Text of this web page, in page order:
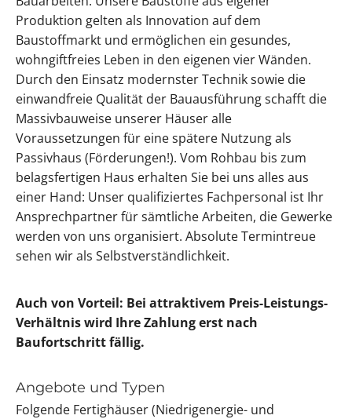
Produktion gelten als Innovation auf dem
Baustoffmarkt und ermöglichen ein gesundes,
wohngiftfreies Leben in den eigenen vier Wänden.
Durch den Einsatz modernster Technik sowie die
einwandfreie Qualität der Bauausführung schafft die
Massivbauweise unserer Häuser alle
Voraussetzungen für eine spätere Nutzung als
Passivhaus (Förderungen!). Vom Rohbau bis zum
belagsfertigen Haus erhalten Sie bei uns alles aus
einer Hand: Unser qualifiziertes Fachpersonal ist Ihr
Ansprechpartner für sämtliche Arbeiten, die Gewerke
werden von uns organisiert. Absolute Termintreue
sehen wir als Selbstverständlichkeit.
Auch von Vorteil: Bei attraktivem Preis-Leistungs-
Verhältnis wird Ihre Zahlung erst nach
Baufortschritt fällig.
Angebote und Typen
Folgende Fertighäuser (Niedrigenergie- und